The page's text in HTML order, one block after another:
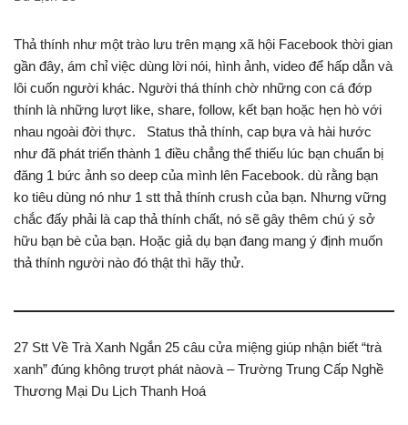
Thả thính như một trào lưu trên mạng xã hội Facebook thời gian
gần đây, ám chỉ việc dùng lời nói, hình ảnh, video để hấp dẫn và
lôi cuốn người khác. Người thá thính chờ những con cá đớp
thính là những lượt like, share, follow, kết bạn hoặc hẹn hò với
nhau ngoài đời thực. Status thả thính, cap bựa và hài hước
như đã phát triển thành 1 điều chẳng thể thiếu lúc bạn chuẩn bị
đăng 1 bức ảnh so deep của mình lên Facebook. dù rằng bạn
ko tiêu dùng nó như 1 stt thả thính crush của bạn. Nhưng vững
chắc đấy phải là cap thả thính chất, nó sẽ gây thêm chú ý sở
hữu bạn bè của bạn. Hoặc giả dụ bạn đang mang ý định muốn
thả thính người nào đó thật thì hãy thử.
27 Stt Về Trà Xanh Ngắn 25 câu cửa miệng giúp nhận biết “trà
xanh” đúng không trượt phát nàovà – Trường Trung Cấp Nghề
Thương Mại Du Lịch Thanh Hoá